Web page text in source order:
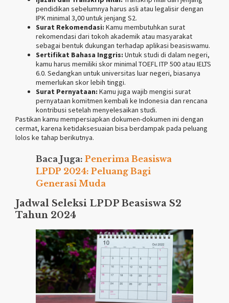
pendidikan sebelumnya harus asli atau legalisir dengan
IPK minimal 3,00 untuk jenjang S2.
Surat Rekomendasi: Kamu membutuhkan surat
rekomendasi dari tokoh akademik atau masyarakat
sebagai bentuk dukungan terhadap aplikasi beasiswamu.
Sertifikat Bahasa Inggris: Untuk studi di dalam negeri,
kamu harus memiliki skor minimal TOEFL ITP 500 atau IELTS
6.0. Sedangkan untuk universitas luar negeri, biasanya
memerlukan skor lebih tinggi.
Surat Pernyataan: Kamu juga wajib mengisi surat
pernyataan komitmen kembali ke Indonesia dan rencana
kontribusi setelah menyelesaikan studi​.
Pastikan kamu mempersiapkan dokumen-dokumen ini dengan
cermat, karena ketidaksesuaian bisa berdampak pada peluang
lolos ke tahap berikutnya.
Baca Juga: Penerima Beasiswa
LPDP 2024: Peluang Bagi
Generasi Muda
Jadwal Seleksi LPDP Beasiswa S2
Tahun 2024